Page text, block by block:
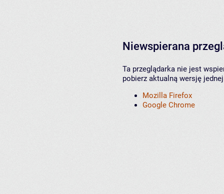
Niewspierana
Ta przeglądarka nie jest
pobierz aktualną wersję
Mozilla Firefox
Google Chrome